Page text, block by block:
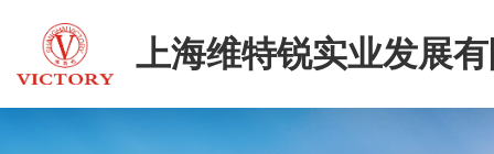
上海维特锐实业发展